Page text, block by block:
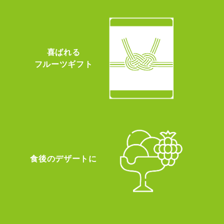
喜ばれる
フルーツギフト
食後のデザートに